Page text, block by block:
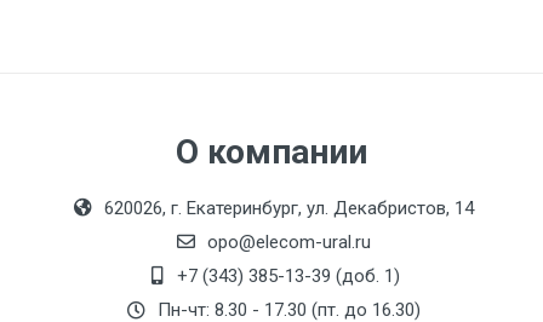
О компании
620026, г. Екатеринбург, ул. Декабристов, 14
opo@elecom-ural.ru
+7 (343) 385-13-39 (доб. 1)
Пн-чт: 8.30 - 17.30 (пт. до 16.30)